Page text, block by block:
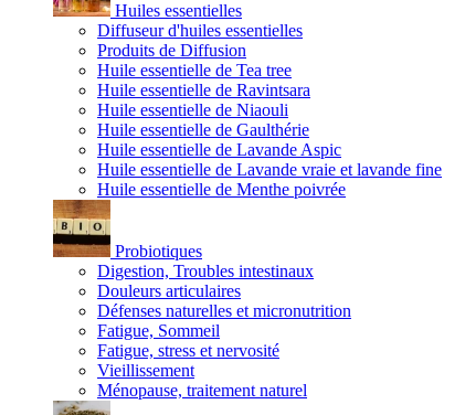
Huiles essentielles
Diffuseur d'huiles essentielles
Produits de Diffusion
Huile essentielle de Tea tree
Huile essentielle de Ravintsara
Huile essentielle de Niaouli
Huile essentielle de Gaulthérie
Huile essentielle de Lavande Aspic
Huile essentielle de Lavande vraie et lavande fine
Huile essentielle de Menthe poivrée
Probiotiques
Digestion, Troubles intestinaux
Douleurs articulaires
Défenses naturelles et micronutrition
Fatigue, Sommeil
Fatigue, stress et nervosité
Vieillissement
Ménopause, traitement naturel